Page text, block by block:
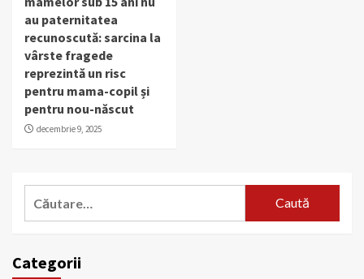
au paternitatea
recunoscută: sarcina la
vârste fragede
reprezintă un risc
pentru mama-copil și
pentru nou-născut
decembrie 9, 2025
Categorii